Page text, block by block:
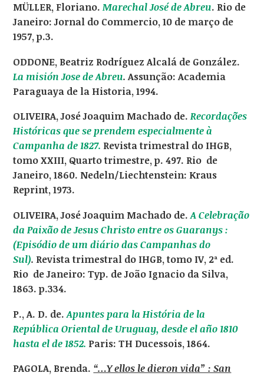
MÜLLER, Floriano.Marechal José de Abreu. Rio de
Janeiro: Jornal do Commercio, 10 de março de
1957, p.3.
ODDONE, Beatriz Rodríguez Alcalá de González.
La misión Jose de Abreu.Assunção: Academia
Paraguaya de la Historia, 1994.
OLIVEIRA, José Joaquim Machado de. Recordações
Históricas que se prendem especialmente à
Campanha de 1827. Revista trimestral do IHGB,
tomo XXIII, Quarto trimestre, p. 497. Rio de
Janeiro, 1860. Nedeln/Liechtenstein: Kraus
Reprint, 1973.
OLIVEIRA, José Joaquim Machado de. A Celebração
da Paixão de Jesus Christo entre os Guaranys :
(Episódio de um diário das Campanhas do
Sul). Revista trimestral do IHGB, tomo IV, 2ª ed.
Rio de Janeiro: Typ. de João Ignacio da Silva,
1863. p.334.
P., A. D. de.Apuntes para la História de la
República Oriental de Uruguay, desde el año 1810
hasta el de 1852. Paris: TH Ducessois, 1864.
PAGOLA, Brenda. “…Y ellos le dieron vida” : San